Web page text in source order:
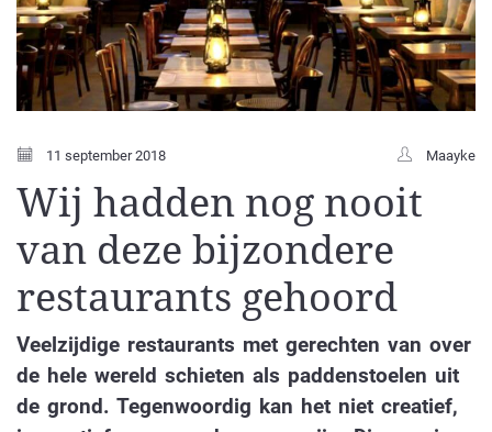
11 september 2018 Maayke
Wij hadden nog nooit
van deze bijzondere
restaurants gehoord
Veelzijdige restaurants met gerechten van over
de hele wereld schieten als paddenstoelen uit
de grond. Tegenwoordig kan het niet creatief,